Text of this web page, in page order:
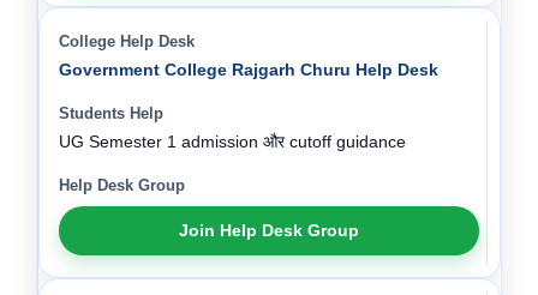
Government College Rajgarh Churu Help Desk
UG Semester 1 admission और cutoff guidance
Join Help Desk Group